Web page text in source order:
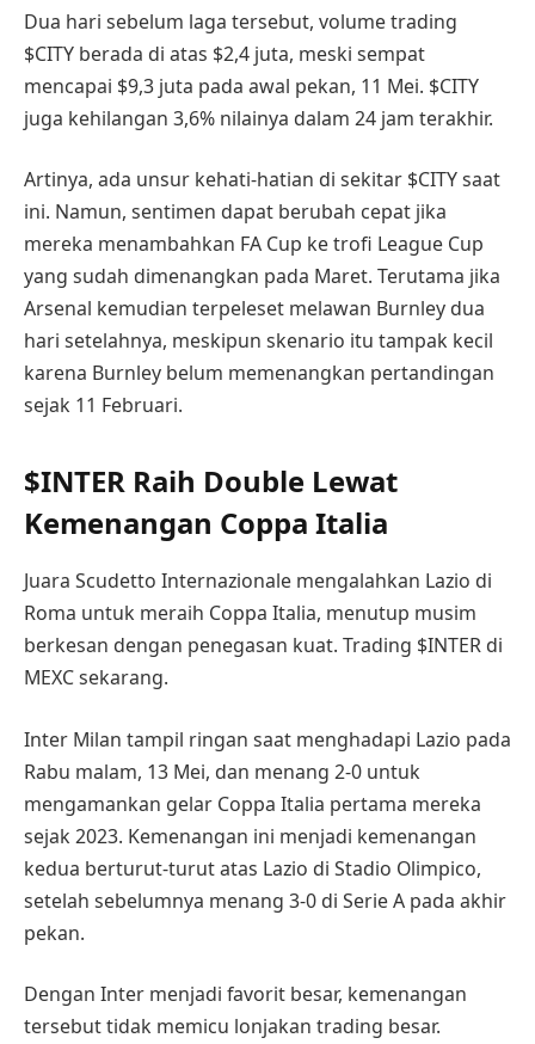
Dua hari sebelum laga tersebut, volume trading
$CITY berada di atas $2,4 juta, meski sempat
mencapai $9,3 juta pada awal pekan, 11 Mei. $CITY
juga kehilangan 3,6% nilainya dalam 24 jam terakhir.
Artinya, ada unsur kehati-hatian di sekitar $CITY saat
ini. Namun, sentimen dapat berubah cepat jika
mereka menambahkan FA Cup ke trofi League Cup
yang sudah dimenangkan pada Maret. Terutama jika
Arsenal kemudian terpeleset melawan Burnley dua
hari setelahnya, meskipun skenario itu tampak kecil
karena Burnley belum memenangkan pertandingan
sejak 11 Februari.
$INTER Raih Double Lewat
Kemenangan Coppa Italia
Juara Scudetto Internazionale mengalahkan Lazio di
Roma untuk meraih Coppa Italia, menutup musim
berkesan dengan penegasan kuat. Trading $INTER di
MEXC sekarang.
Inter Milan tampil ringan saat menghadapi Lazio pada
Rabu malam, 13 Mei, dan menang 2-0 untuk
mengamankan gelar Coppa Italia pertama mereka
sejak 2023. Kemenangan ini menjadi kemenangan
kedua berturut-turut atas Lazio di Stadio Olimpico,
setelah sebelumnya menang 3-0 di Serie A pada akhir
pekan.
Dengan Inter menjadi favorit besar, kemenangan
tersebut tidak memicu lonjakan trading besar.